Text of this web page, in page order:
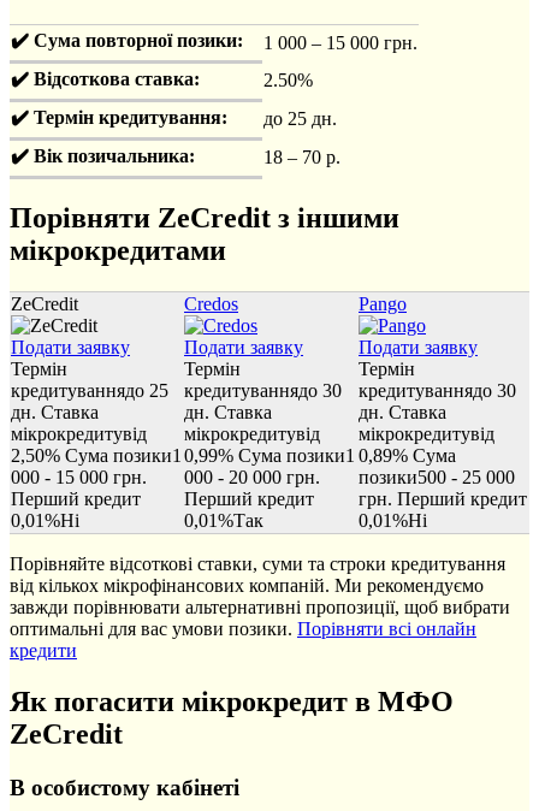
✔️ Сума повторної позики:
1 000 – 15 000 грн.
✔️ Відсоткова ставка:
2.50%
✔️ Термін кредитування:
до 25 дн.
✔️ Вік позичальника:
18 – 70 р.
Порівняти ZeCredit з іншими
мікрокредитами
ZeCredit
Подати заявку
Термін
кредитуваннядо 25
дн. Ставка
мікрокредитувід
2,50% Сума позики1
000 - 15 000 грн.
Перший кредит
0,01%Ні
Credos
Подати заявку
Термін
кредитуваннядо 30
дн. Ставка
мікрокредитувід
0,99% Сума позики1
000 - 20 000 грн.
Перший кредит
0,01%Так
Pango
Подати заявку
Термін
кредитуваннядо 30
дн. Ставка
мікрокредитувід
0,89% Сума
позики500 - 25 000
грн. Перший кредит
0,01%Ні
Порівняйте відсоткові ставки, суми та строки кредитування
від кількох мікрофінансових компаній. Ми рекомендуємо
завжди порівнювати альтернативні пропозиції, щоб вибрати
оптимальні для вас умови позики. Порівняти всі онлайн
кредити
Як погасити мікрокредит в МФО
ZeCredit
В особистому кабінеті